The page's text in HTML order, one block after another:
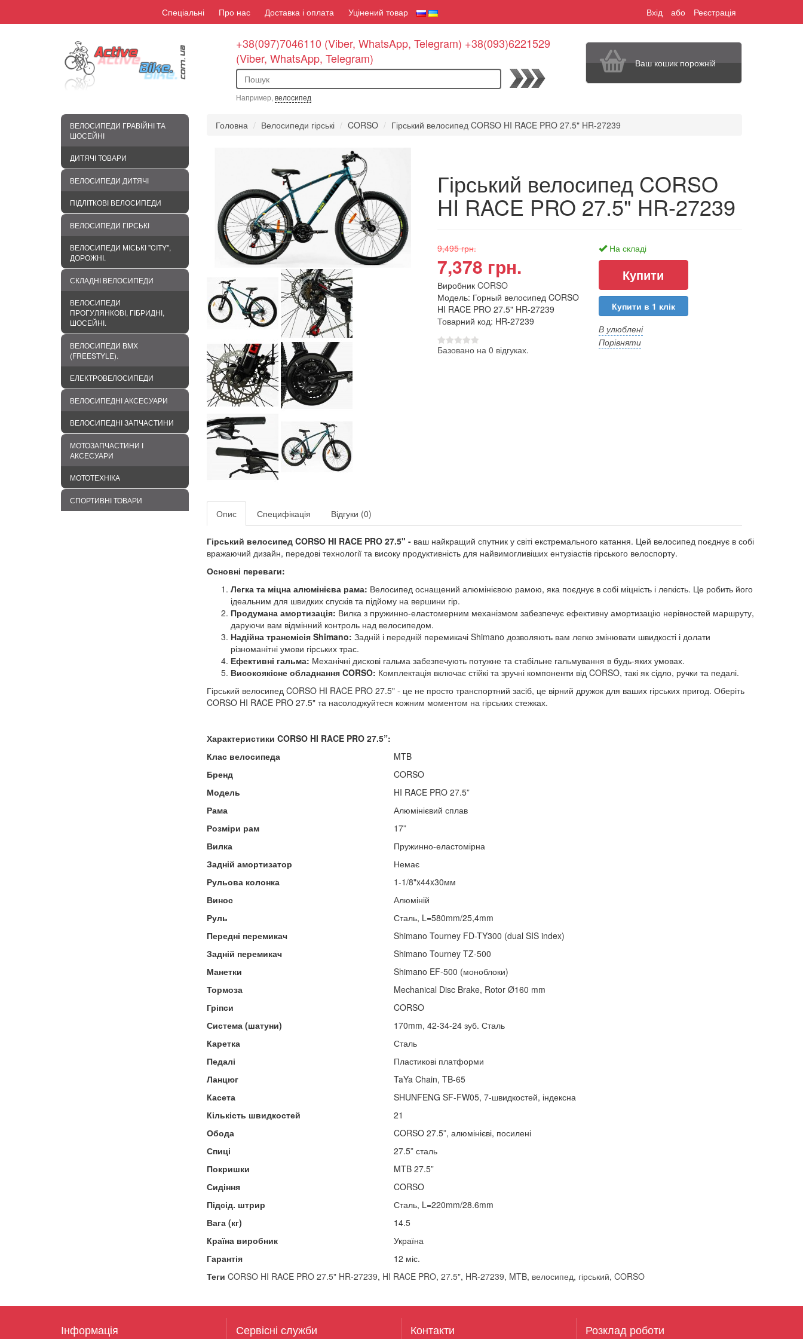
Спеціальні Про нас Доставка і оплата Уцінений товар Вхід або Реєстрація
+38(097)7046110 (Viber, WhatsApp, Telegram) +38(093)6221529
(Viber, WhatsApp, Telegram)
Пошук
Например, велосипед
Ваш кошик порожній
ВЕЛОСИПЕДИ ГРАВІЙНІ ТА
ШОСЕЙНІ
ДИТЯЧІ ТОВАРИ
ВЕЛОСИПЕДИ ДИТЯЧІ
ПІДЛІТКОВІ ВЕЛОСИПЕДИ
ВЕЛОСИПЕДИ ГІРСЬКІ
ВЕЛОСИПЕДИ МІСЬКІ "CITY",
ДОРОЖНІ.
СКЛАДНІ ВЕЛОСИПЕДИ
ВЕЛОСИПЕДИ
ПРОГУЛЯНКОВІ, ГІБРИДНІ,
ШОСЕЙНІ.
ВЕЛОСИПЕДИ BMХ
(FREESTYLE).
ЕЛЕКТРОВЕЛОСИПЕДИ
ВЕЛОСИПЕДНІ АКСЕСУАРИ
ВЕЛОСИПЕДНІ ЗАПЧАСТИНИ
МОТОЗАПЧАСТИНИ І
АКСЕСУАРИ
МОТОТЕХНІКА
СПОРТИВНІ ТОВАРИ
Головна Велосипеди гірські CORSO Гірський велосипед CORSO HI RACE PRO 27.5" HR-27239
Гірський велосипед CORSO
HI RACE PRO 27.5" HR-27239
9,495 грн.
7,378 грн.
Виробник CORSO
Модель: Горный велосипед CORSO
HI RACE PRO 27.5" HR-27239
Товарний код: HR-27239
Базовано на 0 відгуках.
На складі
Купити в 1 клік
В улюблені
Порівняти
Опис Специфікація Відгуки (0)
Гірський велосипед CORSO HI RACE PRO 27.5" -ваш найкращий спутник у світі екстремального катання. Цей велосипед поєднує в собі
вражаючий дизайн, передові технології та високу продуктивність для найвимогливіших ентузіастів гірського велоспорту.
Основні переваги:
Легка та міцна алюмінієва рама: Велосипед оснащений алюмінієвою рамою, яка поєднує в собі міцність і легкість. Це робить його
ідеальним для швидких спусків та підйому на вершини гір.
Продумана амортизація: Вилка з пружинно-еластомерним механізмом забезпечує ефективну амортизацію нерівностей маршруту,
даруючи вам відмінний контроль над велосипедом.
Надійна трансмісія Shimano: Задній і передній перемикачі Shimano дозволяють вам легко змінювати швидкості і долати
різноманітні умови гірських трас.
Ефективні гальма: Механічні дискові гальма забезпечують потужне та стабільне гальмування в будь-яких умовах.
Високоякісне обладнання CORSO: Комплектація включає стійкі та зручні компоненти від CORSO, такі як сідло, ручки та педалі.
Гірський велосипед CORSO HI RACE PRO 27.5" - це не просто транспортний засіб, це вірний дружок для ваших гірських пригод. Оберіть
CORSO HI RACE PRO 27.5" та насолоджуйтеся кожним моментом на гірських стежках.
Характеристики CORSO HI RACE PRO 27.5”:
Клас велосипеда
MTB
Бренд
CORSO
Модель
HI RACE PRO 27.5”
Рама
Алюмінієвий сплав
Розміри рам
17”
Вилка
Пружинно-еластомірна
Задній амортизатор
Немає
Рульова колонка
1-1/8"x44x30мм
Винос
Алюміній
Руль
Сталь, L=580mm/25,4mm
Передні перемикач
Shimano Tourney FD-TY300 (dual SIS index)
Задній перемикач
Shimano Tourney TZ-500
Манетки
Shimano EF-500 (моноблоки)
Тормоза
Mechanical Disc Brake, Rotor Ø160 mm
Гріпси
CORSO
Система (шатуни)
170mm, 42-34-24 зуб. Сталь
Каретка
Сталь
Педалі
Пластикові платформи
Ланцюг
TaYa Chain, TB-65
Касета
SHUNFENG SF-FW05, 7-швидкостей, індексна
Кількість швидкостей
21
Обода
CORSO 27.5”, алюмінієві, посилені
Спиці
27.5” сталь
Покришки
MTB 27.5”
Сидіння
CORSO
Підсід. штрир
Сталь, L=220mm/28.6mm
Вага (кг)
14.5
Країна виробник
Україна
Гарантія
12 міс.
Теги CORSO HI RACE PRO 27.5" HR-27239, HI RACE PRO, 27.5", HR-27239, MTB, велосипед, гірський, CORSO
Інформація Сервісні служби Контакти Розклад роботи